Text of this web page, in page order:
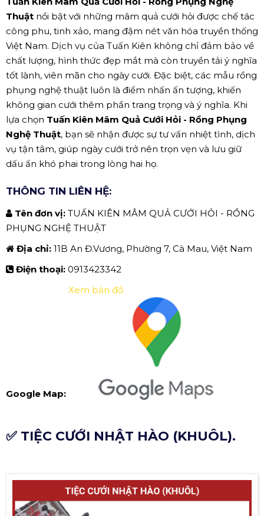
Thuật nổi bật với những mâm quả cưới hỏi được chế tác
công phu, tinh xảo, mang đậm nét văn hóa truyền thống
Việt Nam. Dịch vụ của Tuấn Kiên không chỉ đảm bảo về
chất lượng, hình thức đẹp mắt mà còn truyền tải ý nghĩa
tốt lành, viên mãn cho ngày cưới. Đặc biệt, các mẫu rồng
phụng nghệ thuật luôn là điểm nhấn ấn tượng, khiến
không gian cưới thêm phần trang trọng và ý nghĩa. Khi
lựa chọn Tuấn Kiên Mâm Quả Cưới Hỏi - Rồng Phụng
Nghệ Thuật, bạn sẽ nhận được sự tư vấn nhiệt tình, dịch
vụ tận tâm, giúp ngày cưới trở nên trọn vẹn và lưu giữ
dấu ấn khó phai trong lòng hai họ.
THÔNG TIN LIÊN HỆ:
Tên đơn vị: TUẤN KIÊN MÂM QUẢ CƯỚI HỎI - RỒNG
PHỤNG NGHỆ THUẬT
Địa chỉ: 11B An Đ.Vương, Phường 7, Cà Mau, Việt Nam
Điện thoại: 0913423342
Google Map:
Xem bản đồ
✅ TIỆC CƯỚI NHẬT HÀO (KHUÔL).